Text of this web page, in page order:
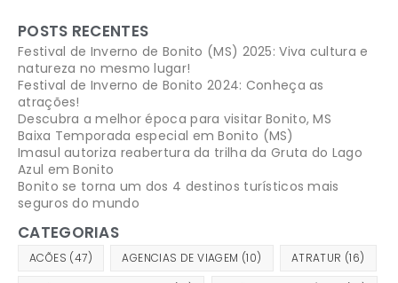
POSTS RECENTES
Festival de Inverno de Bonito (MS) 2025: Viva cultura e
natureza no mesmo lugar!
Festival de Inverno de Bonito 2024: Conheça as
atrações!
Descubra a melhor época para visitar Bonito, MS
Baixa Temporada especial em Bonito (MS)
Imasul autoriza reabertura da trilha da Gruta do Lago
Azul em Bonito
Bonito se torna um dos 4 destinos turísticos mais
seguros do mundo
CATEGORIAS
ACÕES (47) AGENCIAS DE VIAGEM (10) ATRATUR (16)